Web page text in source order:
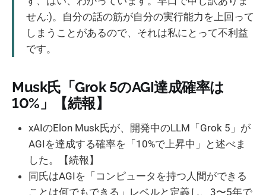
せん:)。自分の話の筋が自分の実行能力を上回って
しまうことがあるので、それは私にとって不利益
です。
Musk氏「Grok 5のAGI達成確率は
10%」【続報】
xAIのElon Musk氏が、開発中のLLM「Grok 5」が
AGIを達成する確率を「10%で上昇中」と述べま
した。【続報】
同氏はAGIを「コンピュータを持つ人間ができる
ことは何でもできる」レベルと定義し、3〜5年で